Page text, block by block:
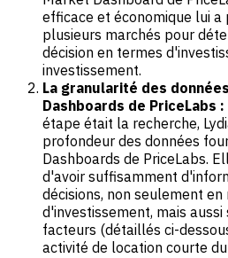
efficace et économique lui
plusieurs marchés pour
décision en termes
investissement.
La granularité des
Dashboards de PriceLabs :
étape était la recherche,
profondeur des données
Dashboards de PriceLabs.
d'avoir suffisamment
décisions, non seulement en
d'investissement, mais
facteurs (détaillés ci-
activité de location courte